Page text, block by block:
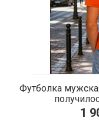
Футболка
1